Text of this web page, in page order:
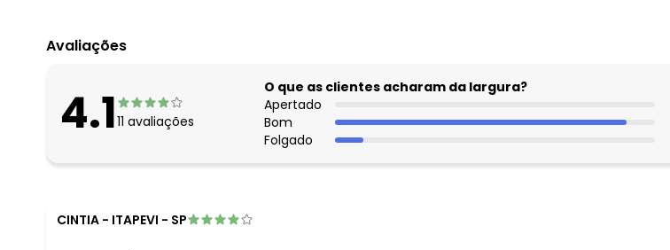
Avaliações
4.111 avaliações
O que as clientes acharam da largura?
Apertado
Bom
Folgado
CINTIA - ITAPEVI - SP